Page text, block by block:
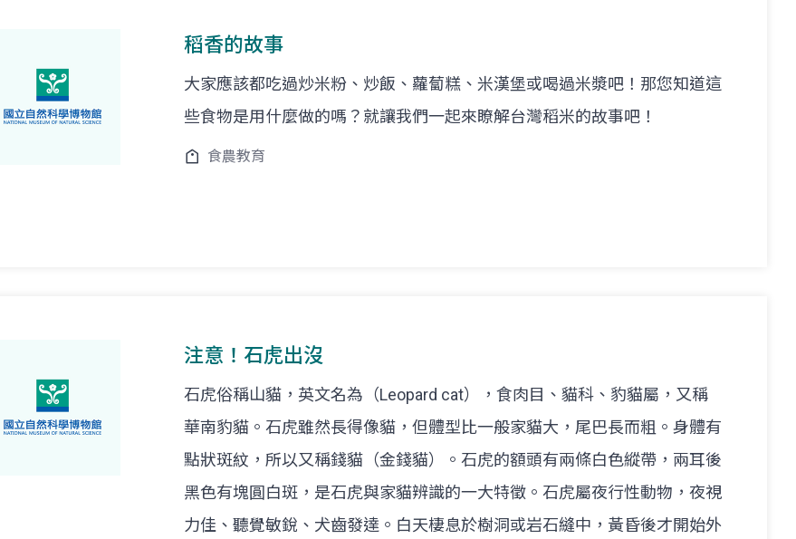
稻香的故事
大家應該都吃過炒米粉、炒飯、蘿蔔糕、米漢堡或喝過米漿吧！那您知道這
些食物是用什麼做的嗎？就讓我們一起來瞭解台灣稻米的故事吧！
食農教育
注意！石虎出沒
石虎俗稱山貓，英文名為（Leopard cat），食肉目、貓科、豹貓屬，又稱
華南豹貓。石虎雖然長得像貓，但體型比一般家貓大，尾巴長而粗。身體有
點狀斑紋，所以又稱錢貓（金錢貓）。石虎的額頭有兩條白色縱帶，兩耳後
黑色有塊圓白斑，是石虎與家貓辨識的一大特徵。石虎屬夜行性動物，夜視
力佳、聽覺敏銳、犬齒發達。白天棲息於樹洞或岩石縫中，黃昏後才開始外